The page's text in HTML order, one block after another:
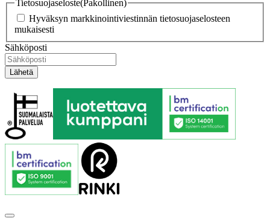
Tietosuojaseloste(Pakollinen)
Hyväksyn markkinointiviestinnän tietosuojaselosteen
mukaisesti
Sähköposti